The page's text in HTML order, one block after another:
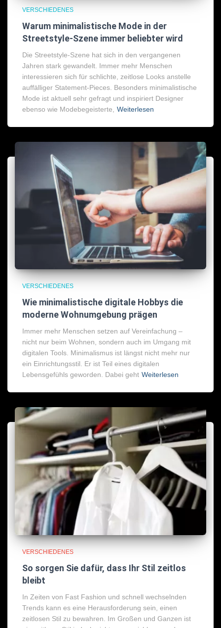
VERSCHIEDENES
Warum minimalistische Mode in der
Streetstyle-Szene immer beliebter wird
Die Streetstyle-Szene hat sich in den vergangenen
Jahren stark gewandelt. Immer mehr Menschen
interessieren sich für schlichte, zeitlose Looks anstelle
auffälliger Statement-Pieces. Besonders minimalistische
Mode ist aktuell sehr gefragt und inspiriert Designer
ebenso wie Modebegeisterte,
Weiterlesen
VERSCHIEDENES
Wie minimalistische digitale Hobbys die
moderne Wohnumgebung prägen
Immer mehr Menschen setzen auf Vereinfachung –
nicht nur beim Wohnen, sondern auch im Umgang mit
digitalen Tools. Minimalismus ist längst nicht mehr nur
ein Einrichtungsstil. Er ist Teil eines digitalen
Lebensgefühls geworden. Dabei geht Weiterlesen
VERSCHIEDENES
So sorgen Sie dafür, dass Ihr Stil zeitlos
bleibt
In Zeiten von Fast Fashion und schnell wechselnden
Trends kann es eine Herausforderung sein, einen
zeitlosen Stil zu bewahren. Im Großen und Ganzen ist